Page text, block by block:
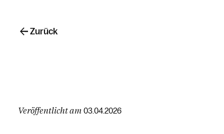
Veröffentlicht am 03.04.2026
Zurück